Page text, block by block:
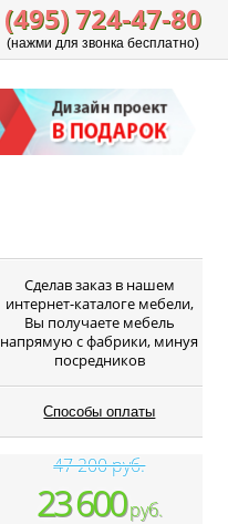
(495) 724-47-80
(нажми для звонка бесплатно)
Cделав заказ в нашем
интернет-каталоге мебели,
Вы получаете мебель
напрямую с фабрики, минуя
посредников
Способы оплаты
47 200 руб.
23 600руб.